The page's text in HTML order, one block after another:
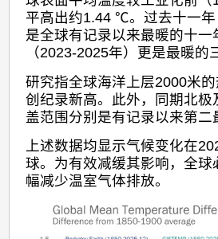
平高出约1.44 ℃。过去十一年
是全球有记录以来最暖的十一
（2023-2025年）更是最暖的
研究指全球海洋上层2000米
创纪录新高。此外，同期北极
盖范围分别是有记录以来第二
上述数据均显示气候变化在
球。为有效减缓其影响，全球
幅减少温室气体排放。